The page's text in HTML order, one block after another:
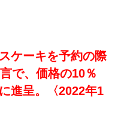
ケーキを予約の際
で、価格の10％
進呈。〈2022年1